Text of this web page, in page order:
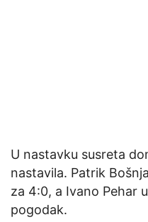
U nastavku susreta
nastavila. Patrik
za 4:0, a Ivano Pehar
pogodak.